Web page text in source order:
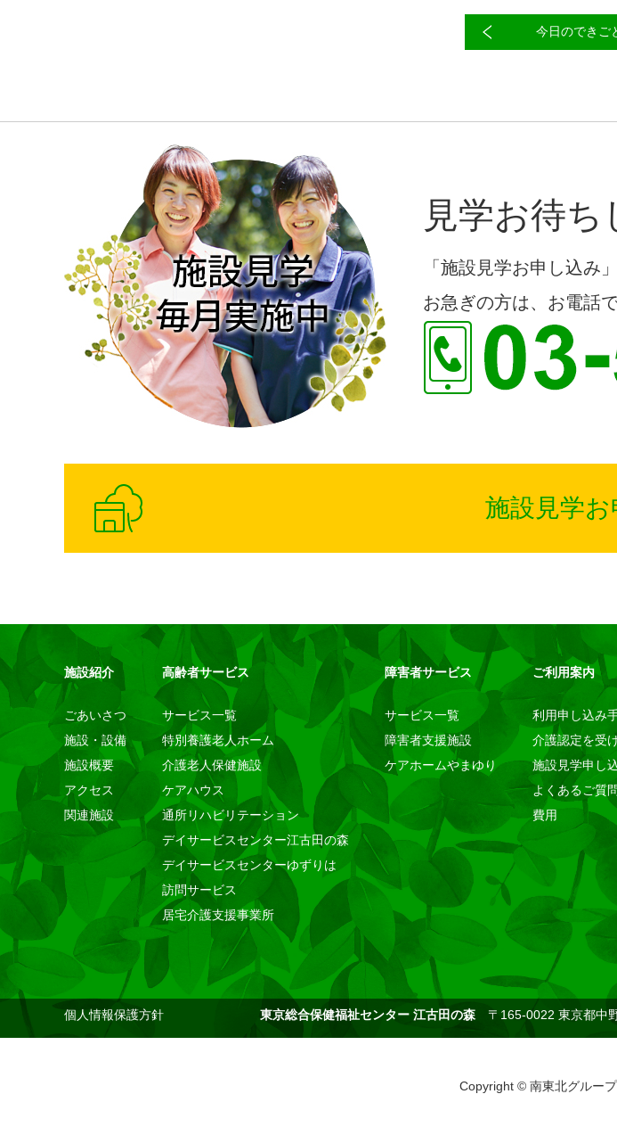
今日のできご
見学お待
「施設見学お申し込み
お急ぎの方は、お電話
施設見学
施設紹介
ごあいさつ
施設・設備
施設概要
アクセス
関連施設
高齢者サービス
サービス一覧
特別養護老人ホーム
介護老人保健施設
ケアハウス
通所リハビリテーション
デイサービスセンター江古田の森
デイサービスセンターゆずりは
訪問サービス
居宅介護支援事業所
障害者サービス
サービス一覧
障害者支援施設
ケアホームやまゆり
ご利用案内
利用申し込み
介護認定を受
施設見学申し
よくあるご質問
費用
個人情報保護方針 東京総合保健福祉センター 江古田の森 〒165-0022 東京都中
Copyright © 南東北グルー